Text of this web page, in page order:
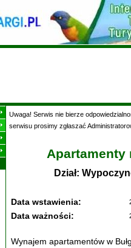
Uwaga! Serwis nie bierze
serwisu prosimy zgłaszać
Apartamenty
Dział:
Data wstawienia:
Data ważności:
Wynajem apartamentów w